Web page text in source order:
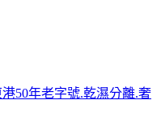
50年老字號.乾濕分離.奢